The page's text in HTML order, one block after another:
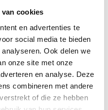
cookies
en advertenties te
social media te bieden
Ook delen we
onze site met onze
en analyse. Deze
combineren met andere
of die ze hebben
S Max volgens RDW-
per model. Voor de
in de data naar
niet dat jouw auto
bij de RDW of er een